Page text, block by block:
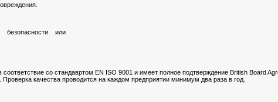
или
соответствие со стандавртом EN ISO 9001 и имеет полное подтверждение British Board
качества проводится на каждом предприятии минимум два раза в год.